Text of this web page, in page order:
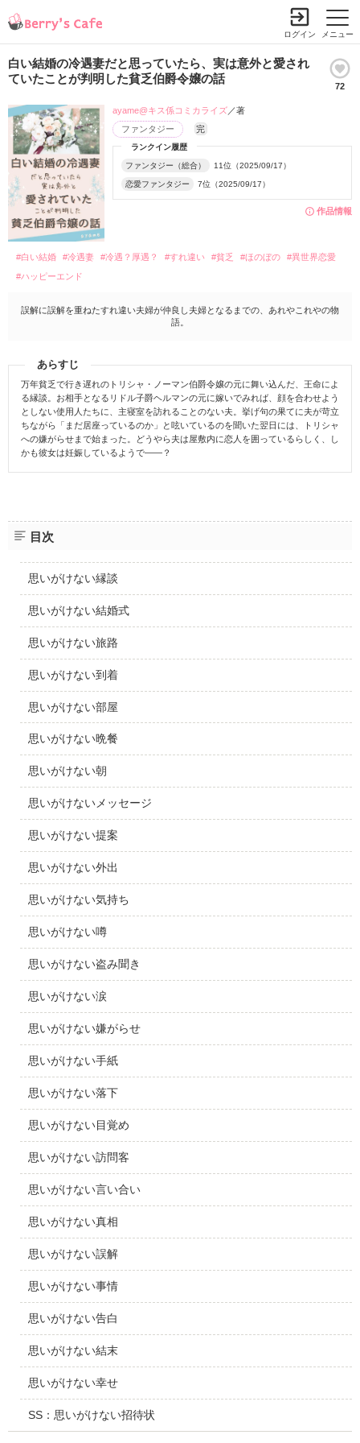
メニュー
ログイン
白い結婚の冷遇妻だと思っていたら、実は意外と愛され
ていたことが判明した貧乏伯爵令嬢の話
72
作品情報
ランクイン履歴
ファンタジー（総合） 11位（2025/09/17）
恋愛ファンタジー 7位（2025/09/17）
ファンタジー 完
ayame@キス係コミカライズ／著
#白い結婚 #冷遇妻 #冷遇？厚遇？ #すれ違い #貧乏 #ほのぼの
#異世界恋愛
#ハッピーエンド
誤解に誤解を重ねたすれ違い夫婦が仲良し夫婦となるまでの、あれやこれやの物
語。
あらすじ
万年貧乏で行き遅れのトリシャ・ノーマン伯爵令嬢の元に舞い込んだ、王命によ
る縁談。お相手となるリドル子爵ヘルマンの元に嫁いでみれば、顔を合わせよう
としない使用人たちに、主寝室を訪れることのない夫。挙げ句の果てに夫が苛立
ちながら「まだ居座っているのか」と呟いているのを聞いた翌日には、トリシャ
への嫌がらせまで始まった。どうやら夫は屋敷内に恋人を囲っているらしく、し
かも彼女は妊娠しているようで——？
目次
思いがけない縁談
思いがけない結婚式
思いがけない旅路
思いがけない到着
思いがけない部屋
思いがけない晩餐
思いがけない朝
思いがけないメッセージ
思いがけない提案
思いがけない外出
思いがけない気持ち
思いがけない噂
思いがけない盗み聞き
思いがけない涙
思いがけない嫌がらせ
思いがけない手紙
思いがけない落下
思いがけない目覚め
思いがけない訪問客
思いがけない言い合い
思いがけない真相
思いがけない誤解
思いがけない事情
思いがけない告白
思いがけない結末
思いがけない幸せ
SS：思いがけない招待状